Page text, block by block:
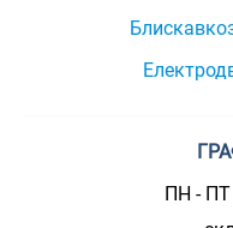
ПН - ПТ